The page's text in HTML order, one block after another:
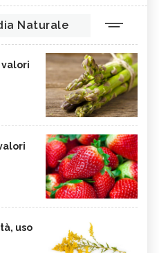
Naturale
valori
uso